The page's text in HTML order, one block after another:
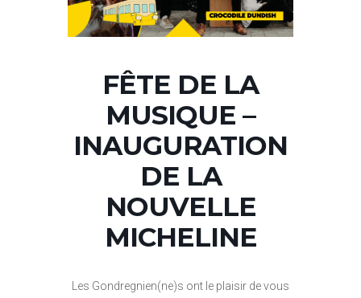
FÊTE DE LA
MUSIQUE –
INAUGURATION
DE LA
NOUVELLE
MICHELINE
Les Gondregnien(ne)s ont le plaisir de vous